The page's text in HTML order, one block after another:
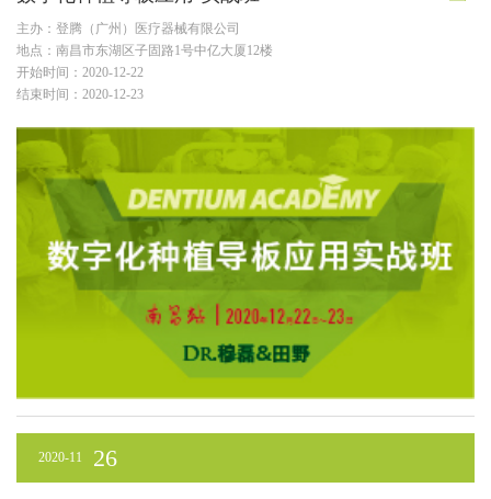
主办：登腾（广州）医疗器械有限公司
地点：南昌市东湖区子固路1号中亿大厦12楼
开始时间：2020-12-22
结束时间：2020-12-23
2020-11 26